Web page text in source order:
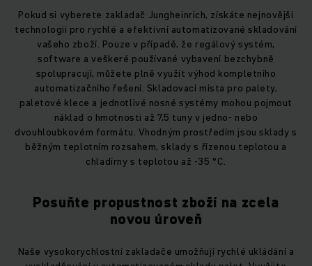
Pokud si vyberete zakladač Jungheinrich, získáte nejnovější
technologii pro rychlé a efektivní automatizované skladování
vašeho zboží. Pouze v případě, že regálový systém,
software a veškeré používané vybavení bezchybně
spolupracují, můžete plně využít výhod kompletního
automatizačního řešení. Skladovací místa pro palety,
paletové klece a jednotlivé nosné systémy mohou pojmout
náklad o hmotnosti až 7,5 tuny v jedno- nebo
dvouhloubkovém formátu. Vhodným prostředím jsou sklady s
běžným teplotním rozsahem, sklady s řízenou teplotou a
chladírny s teplotou až -35 °C.
Posuňte propustnost zboží na zcela
novou úroveň
Naše vysokorychlostní zakladače umožňují rychlé ukládání a